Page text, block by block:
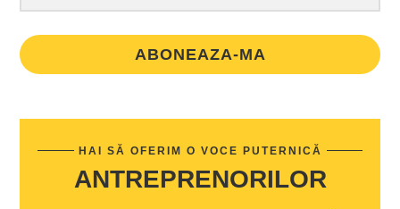
ABONEAZA-MA
HAI SĂ OFERIM O VOCE PUTERNICĂ
ANTREPRENORILOR